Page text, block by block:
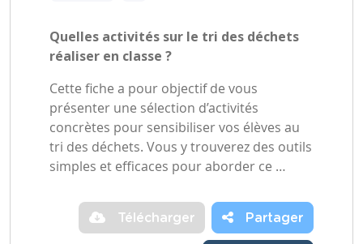
Quelles activités sur le tri des déchets
réaliser en classe ?
Cette fiche a pour objectif de vous
présenter une sélection d’activités
concrètes pour sensibiliser vos élèves au
tri des déchets. Vous y trouverez des outils
simples et efficaces pour aborder ce …
Télécharger Partager